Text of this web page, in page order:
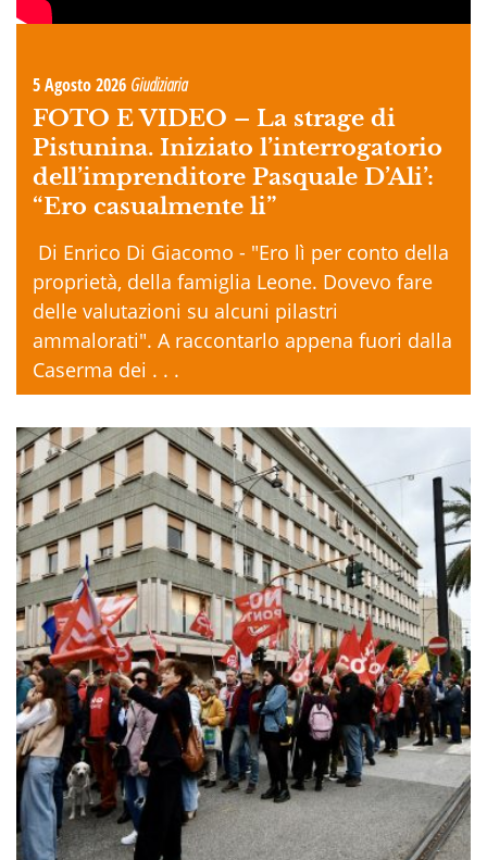
5 Agosto 2026 Giudiziaria
FOTO E VIDEO – La strage di
Pistunina. Iniziato l’interrogatorio
dell’imprenditore Pasquale D’Ali’:
“Ero casualmente li”
Di Enrico Di Giacomo - "Ero lì per conto della
proprietà, della famiglia Leone. Dovevo fare
delle valutazioni su alcuni pilastri
ammalorati". A raccontarlo appena fuori dalla
Caserma dei . . .